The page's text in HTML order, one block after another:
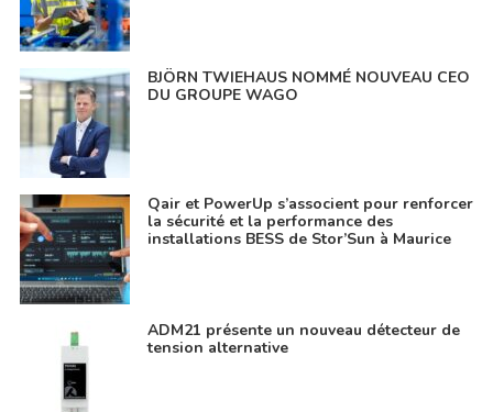
BJÖRN TWIEHAUS NOMMÉ NOUVEAU CEO
DU GROUPE WAGO
Qair et PowerUp s’associent pour renforcer
la sécurité et la performance des
installations BESS de Stor’Sun à Maurice
ADM21 présente un nouveau détecteur de
tension alternative